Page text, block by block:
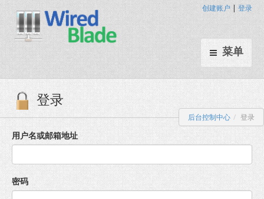
菜单
创建账户 | 登录
登录
后台控制中心 登录
用户名或邮箱地址
密码